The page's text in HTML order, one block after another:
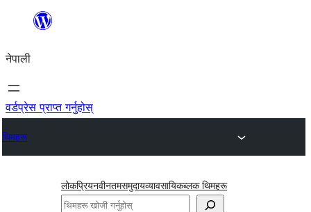
सामग्रीमा
नेपाली
वर्डप्रेस प्राप्त गर्नुहोस्
थिमहरू
लोकप्रियनवीनतमसमुदायव्यावसायिकब्लक थिमहरू
खोज्नुहोस्